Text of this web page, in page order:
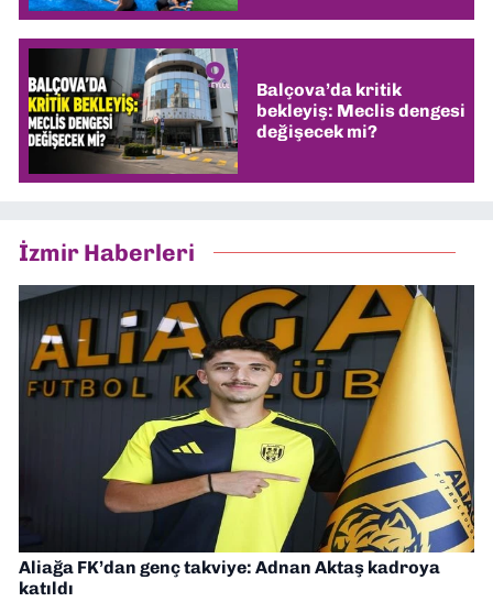
Balçova’da kritik
bekleyiş: Meclis dengesi
değişecek mi?
İzmir Haberleri
Aliağa FK’dan genç takviye: Adnan Aktaş kadroya
katıldı